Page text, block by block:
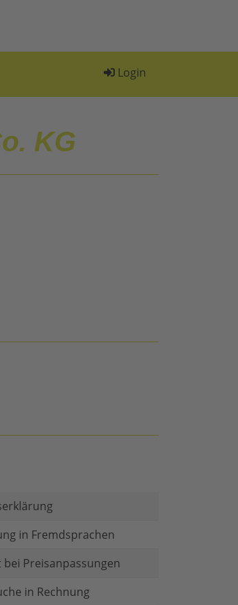
Login
KG
in Fremdsprachen
Preisanpassungen
in Rechnung